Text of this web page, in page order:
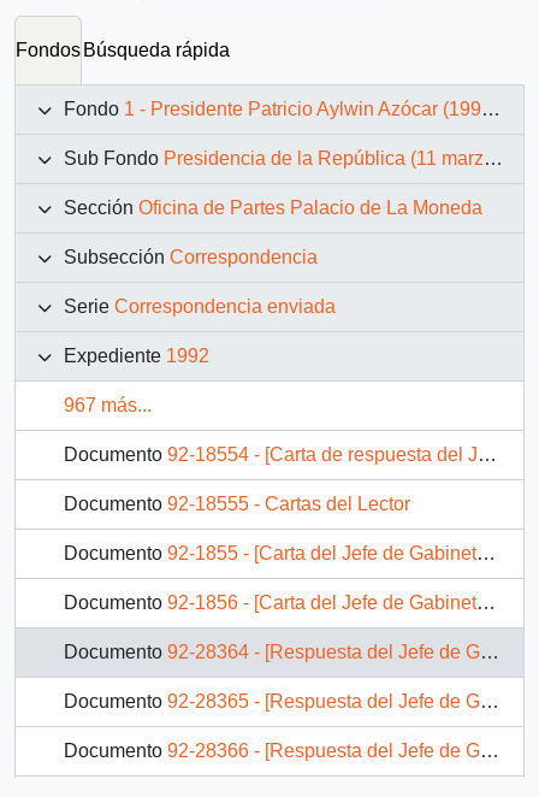
Fondos Búsqueda rápida
Fondo 1 - Presidente Patricio Aylwin Azócar (1990-1994)
Sub Fondo Presidencia de la República (11 marzo 1990 – 11 marzo 1994)
Sección Oficina de Partes Palacio de La Moneda
Subsección Correspondencia
Serie Correspondencia enviada
Expediente 1992
967 más...
Documento 92-18554 - [Carta de respuesta del Jefe de Gabinete Presidencial referente a situación de trabajadores del Centro Comunitario de Salud Familiar de Pedro Aguirre Cerda]
Documento 92-18555 - Cartas del Lector
Documento 92-1855 - [Carta del Jefe de Gabinete de la Presidencia a SEREMI de Vivienda V Región]
Documento 92-1856 - [Carta del Jefe de Gabinete de la Presidencia a Subsecretario de Desarrollo Regional y Administrativo]
Documento 92-28364 - [Respuesta del Jefe de Gabinete del Ministerio Secretaría General de la Presidencia a solicitud de reincorporación]
Documento 92-28365 - [Respuesta del Jefe de Gabinete del Ministerio Secretaría General de la Presidencia a solicitud de reincorporación]
Documento 92-28366 - [Respuesta del Jefe de Gabinete del Ministerio Secretaría General de la Presidencia a solicitud de reincorporación]